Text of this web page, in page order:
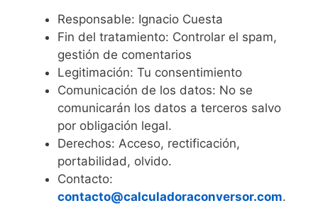
Responsable: Ignacio Cuesta
Fin del tratamiento: Controlar el spam,
gestión de comentarios
Legitimación: Tu consentimiento
Comunicación de los datos: No se
comunicarán los datos a terceros salvo
por obligación legal.
Derechos: Acceso, rectificación,
portabilidad, olvido.
Contacto:
contacto@calculadoraconversor.com.